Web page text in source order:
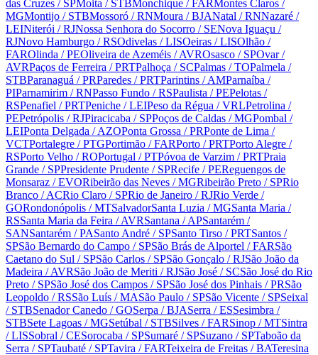
das Cruzes / SPMoita / STBMonchique / FARMontes Claros /
MGMontijo / STBMossoró / RNMoura / BJANatal / RNNazaré /
LEINiterói / RJNossa Senhora do Socorro / SENova Iguaçu /
RJNovo Hamburgo / RSOdivelas / LISOeiras / LISOlhão /
FAROlinda / PEOliveira de Azeméis / AVROsasco / SPOvar/
AVRPaços de Ferreira / PRTPalhoça / SCPalmas / TOPalmela /
STBParanaguá / PRParedes / PRTParintins / AMParnaíba /
PIParnamirim / RNPasso Fundo / RSPaulista / PEPelotas /
RSPenafiel / PRTPeniche / LEIPeso da Régua / VRLPetrolina /
PEPetrópolis / RJPiracicaba / SPPoços de Caldas / MGPombal /
LEIPonta Delgada / AZOPonta Grossa / PRPonte de Lima /
VCTPortalegre / PTGPortimão / FARPorto / PRTPorto Alegre /
RSPorto Velho / ROPortugal / PTPóvoa de Varzim / PRTPraia
Grande / SPPresidente Prudente / SPRecife / PEReguengos de
Monsaraz / EVORibeirão das Neves / MGRibeirão Preto / SPRio
Branco / ACRio Claro / SPRio de Janeiro / RJRio Verde /
GORondonópolis / MTSalvadorSanta Luzia / MGSanta Maria /
RSSanta Maria da Feira / AVRSantana / APSantarém /
SANSantarém / PASanto André / SPSanto Tirso / PRTSantos /
SPSão Bernardo do Campo / SPSão Brás de Alportel / FARSão
Caetano do Sul / SPSão Carlos / SPSão Gonçalo / RJSão João da
Madeira / AVRSão João de Meriti / RJSão José / SCSão José do Rio
Preto / SPSão José dos Campos / SPSão José dos Pinhais / PRSão
Leopoldo / RSSão Luís / MASão Paulo / SPSão Vicente / SPSeixal
/ STBSenador Canedo / GOSerpa / BJASerra / ESSesimbra /
STBSete Lagoas / MGSetúbal / STBSilves / FARSinop / MTSintra
/ LISSobral / CESorocaba / SPSumaré / SPSuzano / SPTaboão da
Serra / SPTaubaté / SPTavira / FARTeixeira de Freitas / BATeresina